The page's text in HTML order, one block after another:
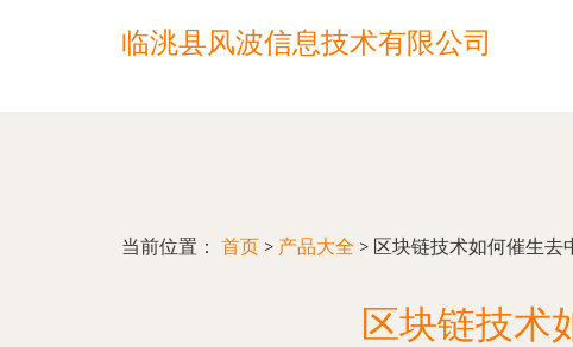
临洮县风波信息技术有限公司
当前位置： 首页 > 产品大全 > 区块链技术如何催生去
区块链技术